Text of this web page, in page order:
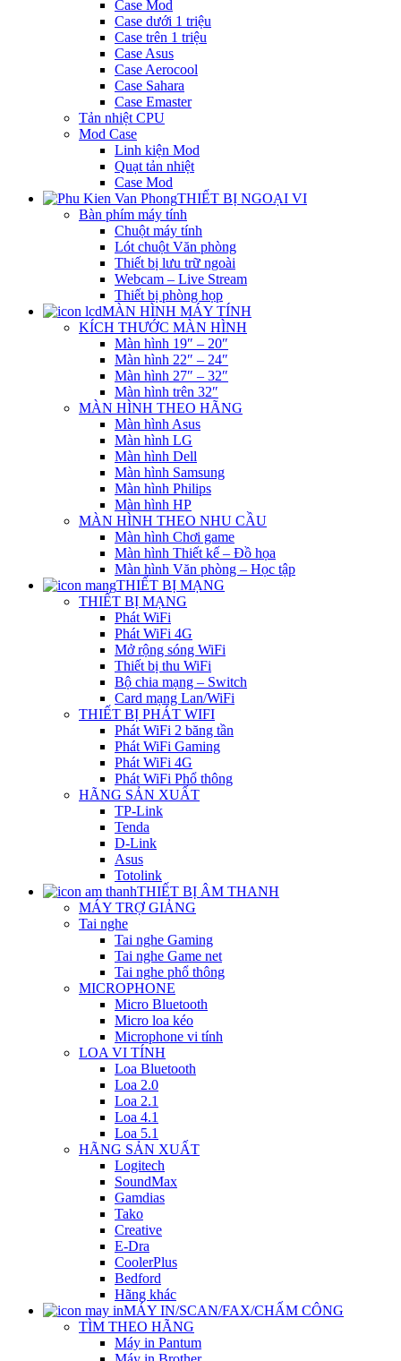
Case Mod
Case dưới 1 triệu
Case trên 1 triệu
Case Asus
Case Aerocool
Case Sahara
Case Emaster
Tản nhiệt CPU
Mod Case
Linh kiện Mod
Quạt tản nhiệt
Case Mod
THIẾT BỊ NGOẠI VI
Bàn phím máy tính
Chuột máy tính
Lót chuột Văn phòng
Thiết bị lưu trữ ngoài
Webcam – Live Stream
Thiết bị phòng họp
MÀN HÌNH MÁY TÍNH
KÍCH THƯỚC MÀN HÌNH
Màn hình 19″ – 20″
Màn hình 22″ – 24″
Màn hình 27″ – 32″
Màn hình trên 32″
MÀN HÌNH THEO HÃNG
Màn hình Asus
Màn hình LG
Màn hình Dell
Màn hình Samsung
Màn hình Philips
Màn hình HP
MÀN HÌNH THEO NHU CẦU
Màn hình Chơi game
Màn hình Thiết kế – Đồ họa
Màn hình Văn phòng – Học tập
THIẾT BỊ MẠNG
THIẾT BỊ MẠNG
Phát WiFi
Phát WiFi 4G
Mở rộng sóng WiFi
Thiết bị thu WiFi
Bộ chia mạng – Switch
Card mạng Lan/WiFi
THIẾT BỊ PHÁT WIFI
Phát WiFi 2 băng tần
Phát WiFi Gaming
Phát WiFi 4G
Phát WiFi Phổ thông
HÃNG SẢN XUẤT
TP-Link
Tenda
D-Link
Asus
Totolink
THIẾT BỊ ÂM THANH
MÁY TRỢ GIẢNG
Tai nghe
Tai nghe Gaming
Tai nghe Game net
Tai nghe phổ thông
MICROPHONE
Micro Bluetooth
Micro loa kéo
Microphone vi tính
LOA VI TÍNH
Loa Bluetooth
Loa 2.0
Loa 2.1
Loa 4.1
Loa 5.1
HÃNG SẢN XUẤT
Logitech
SoundMax
Gamdias
Tako
Creative
E-Dra
CoolerPlus
Bedford
Hãng khác
MÁY IN/SCAN/FAX/CHẤM CÔNG
TÌM THEO HÃNG
Máy in Pantum